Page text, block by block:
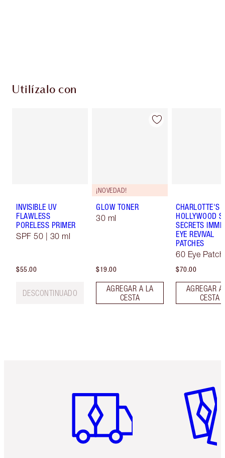
Utilízalo con
INVISIBLE UV
FLAWLESS
PORELESS PRIMER
SPF 50 | 30 ml
$55.00
DESCONTINUADO
¡NOVEDAD!
GLOW TONER
30 ml
$19.00
AGREGAR A LA
CESTA
CHARLOTTE'S
HOLLYWOOD
SECRETS
EYE REVIVAL
PATCHES
60 Eye
$70.00
AGREGAR
CESTA